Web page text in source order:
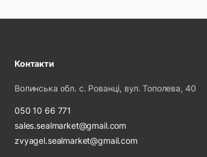
Контакти
Волинська обл. с. Рованці, вул. Тополева, 40
050 10 66 771
sales.sealmarket@gmail.com
zvyagel.sealmarket@gmail.com